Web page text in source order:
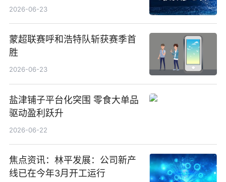
2026-06-23
蒙超联赛呼和浩特队斩获赛季首
胜
2026-06-23
盐津铺子平台化突围 零食大单品
驱动盈利跃升
2026-06-22
焦点资讯：林平发展：公司新产
线已在今年3月开工运行